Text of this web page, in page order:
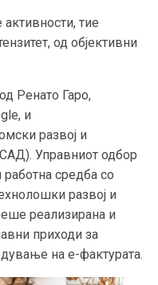
тие
од објективни
Ренато Гаро,
и
развој и
Управниот одбор
средба со
развој и
реализирана и
приходи за
на е-фактурата.